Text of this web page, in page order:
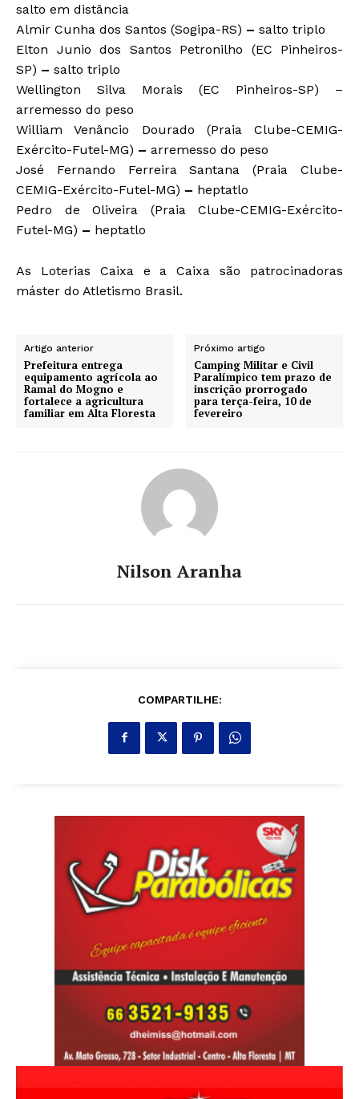
salto em distância
Almir Cunha dos Santos (Sogipa-RS) – salto triplo
Elton Junio dos Santos Petronilho (EC Pinheiros-
SP) – salto triplo
Wellington Silva Morais (EC Pinheiros-SP) –
arremesso do peso
William Venâncio Dourado (Praia Clube-CEMIG-
Exército-Futel-MG) – arremesso do peso
José Fernando Ferreira Santana (Praia Clube-
CEMIG-Exército-Futel-MG) – heptatlo
Pedro de Oliveira (Praia Clube-CEMIG-Exército-
Futel-MG) – heptatlo
As Loterias Caixa e a Caixa são patrocinadoras
máster do Atletismo Brasil.
Artigo anterior
Prefeitura entrega
equipamento agrícola ao
Ramal do Mogno e
fortalece a agricultura
familiar em Alta Floresta
Próximo artigo
Camping Militar e Civil
Paralímpico tem prazo de
inscrição prorrogado
para terça-feira, 10 de
fevereiro
Nilson Aranha
COMPARTILHE: